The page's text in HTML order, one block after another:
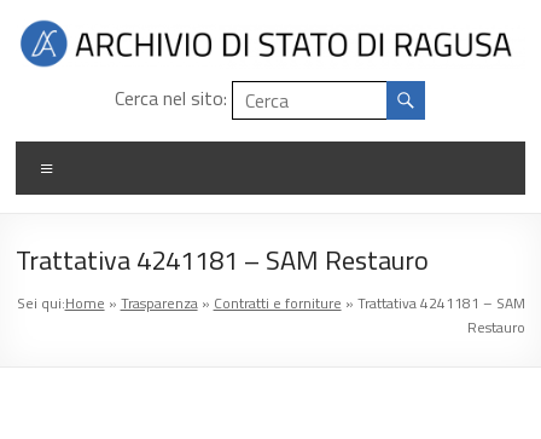
contenuto
Archivio
di
stato
di
Ragusa
Cerca nel sito:
Trattativa 4241181 – SAM Restauro
Sei qui:Home » Trasparenza» Contratti e forniture » Trattativa 4241181 – SAM
Restauro